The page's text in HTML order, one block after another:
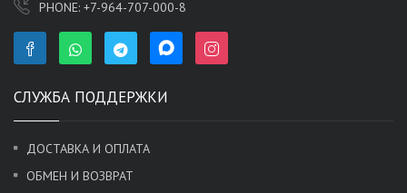
PHONE: +7-964-707-000-8
СЛУЖБА ПОДДЕРЖКИ
ДОСТАВКА И ОПЛАТА
ОБМЕН И ВОЗВРАТ